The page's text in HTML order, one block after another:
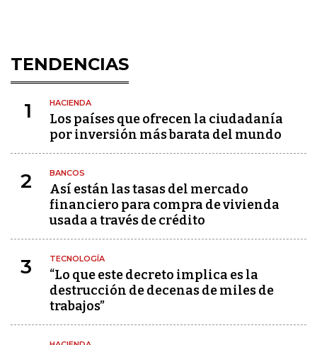
TENDENCIAS
1 HACIENDA
Los países que ofrecen la ciudadanía
por inversión más barata del mundo
2 BANCOS
Así están las tasas del mercado
financiero para compra de vivienda
usada a través de crédito
3 TECNOLOGÍA
“Lo que este decreto implica es la
destrucción de decenas de miles de
trabajos”